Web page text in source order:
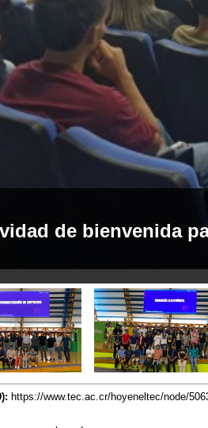
de bienvenida
https://www.tec.ac.cr/hoyeneltec/node/